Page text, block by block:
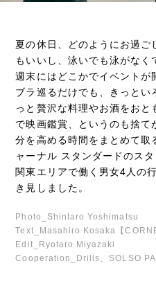
夏の休日、どのようにお過
もいいし、泳いでも泳がな
週末にはどこかでイベントが
ブラ巡るだけでも、きっとい
っと贅沢な料理やお酒をお
で映画鑑賞、というのも捨て
分を高める時間をまとめて
ャーナル スタンダードのス
関東エリアで働く男女4人の
き見しました。
Photo_Shintaro Yoshimatsu
Text_Masahiro Kosaka【
Edit_Ryotaro Miyazaki
Cooperation_Drills、SOLSO